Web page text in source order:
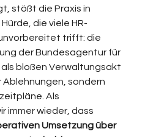
stößt die Praxis in
die viele HR-
trifft: die
der Bundesagentur für
als bloßen Verwaltungsakt
sondern
Als
immer wieder, dass
Umsetzung über